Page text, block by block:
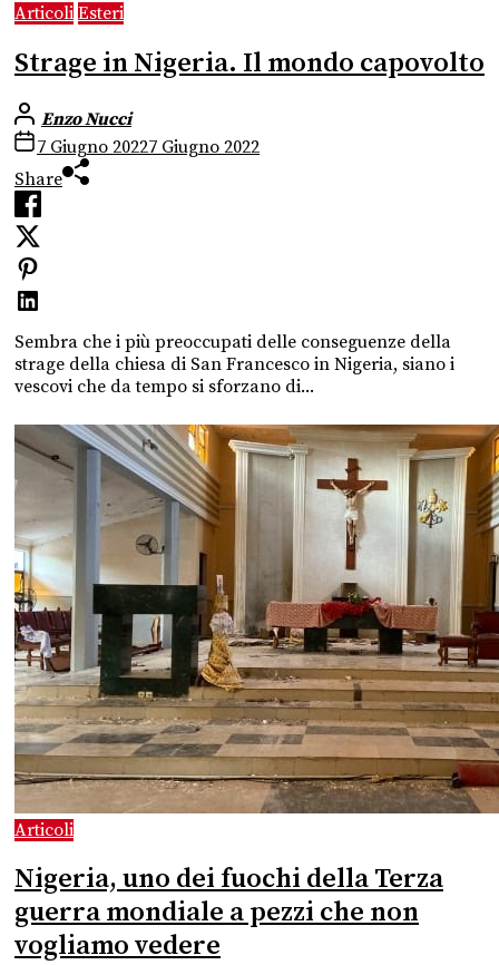
Articoli Esteri
Strage in Nigeria. Il mondo capovolto
Enzo Nucci
7 Giugno 20227 Giugno 2022
Share
Sembra che i più preoccupati delle conseguenze della
strage della chiesa di San Francesco in Nigeria, siano i
vescovi che da tempo si sforzano di...
Articoli
Nigeria, uno dei fuochi della Terza
guerra mondiale a pezzi che non
vogliamo vedere